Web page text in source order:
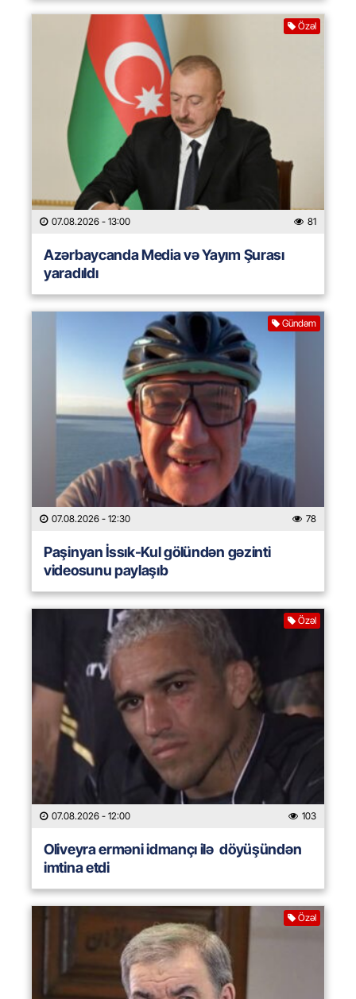
Özəl
07.08.2026 - 13:00 81
Azərbaycanda Media və Yayım Şurası
yaradıldı
Gündəm
07.08.2026 - 12:30 78
Paşinyan İssık-Kul gölündən gəzinti
videosunu paylaşıb
Özəl
07.08.2026 - 12:00 103
Oliveyra erməni idmançı ilə döyüşündən
imtina etdi
Özəl